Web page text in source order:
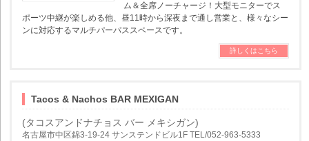
ム＆全席ノーチャージ！大型モニターでス
ポーツ中継が楽しめる他、昼11時から深夜まで通し営業と、様々なシー
ンに対応するマルチパーパススペースです。
詳しくはこちら
Tacos & Nachos BAR MEXIGAN
(タコスアンドナチョス バー メキシガン)
名古屋市中区錦3-19-24 サンステンドビル1F TEL/052-963-5333